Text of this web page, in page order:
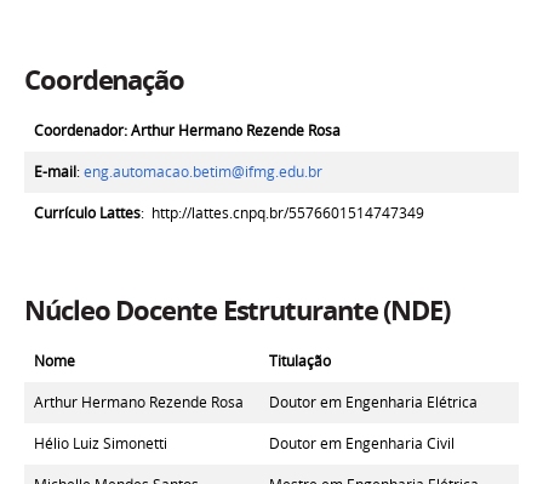
Coordenação
Coordenador:Arthur Hermano Rezende Rosa
E-mail:eng.automacao.betim@ifmg.edu.br
Currículo Lattes: http://lattes.cnpq.br/5576601514747349
Núcleo Docente Estruturante (NDE)
Nome
Titulação
Arthur Hermano Rezende Rosa
Doutor em Engenharia Elétrica
Hélio Luiz Simonetti
Doutor em Engenharia Civil